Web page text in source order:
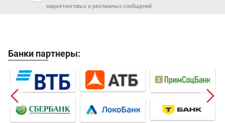
маркетинговых и рекламных сообщений
Банки партнеры: